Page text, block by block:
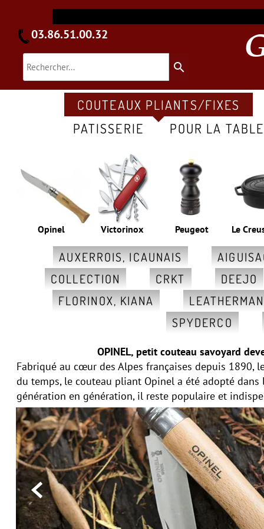
search
AUXERROIS, ICAUNAIS
COLLECTION
CRKT
DEEJO
FLORINOX, KIANA
LEATHERMAN
SPYDERCO
Peugeot Le
Victorinox
Opinel
COUTEAUX PLIANTS/FIXES
PATISSERIE
POUR LA TABLE
03.86.51.00.32
OPINEL, petit couteau savoyard
Fabriqué au cœur des Alpes françaises depuis 1890,
du temps, le couteau pliant Opinel a été adopté
génération en génération, il reste populaire et
